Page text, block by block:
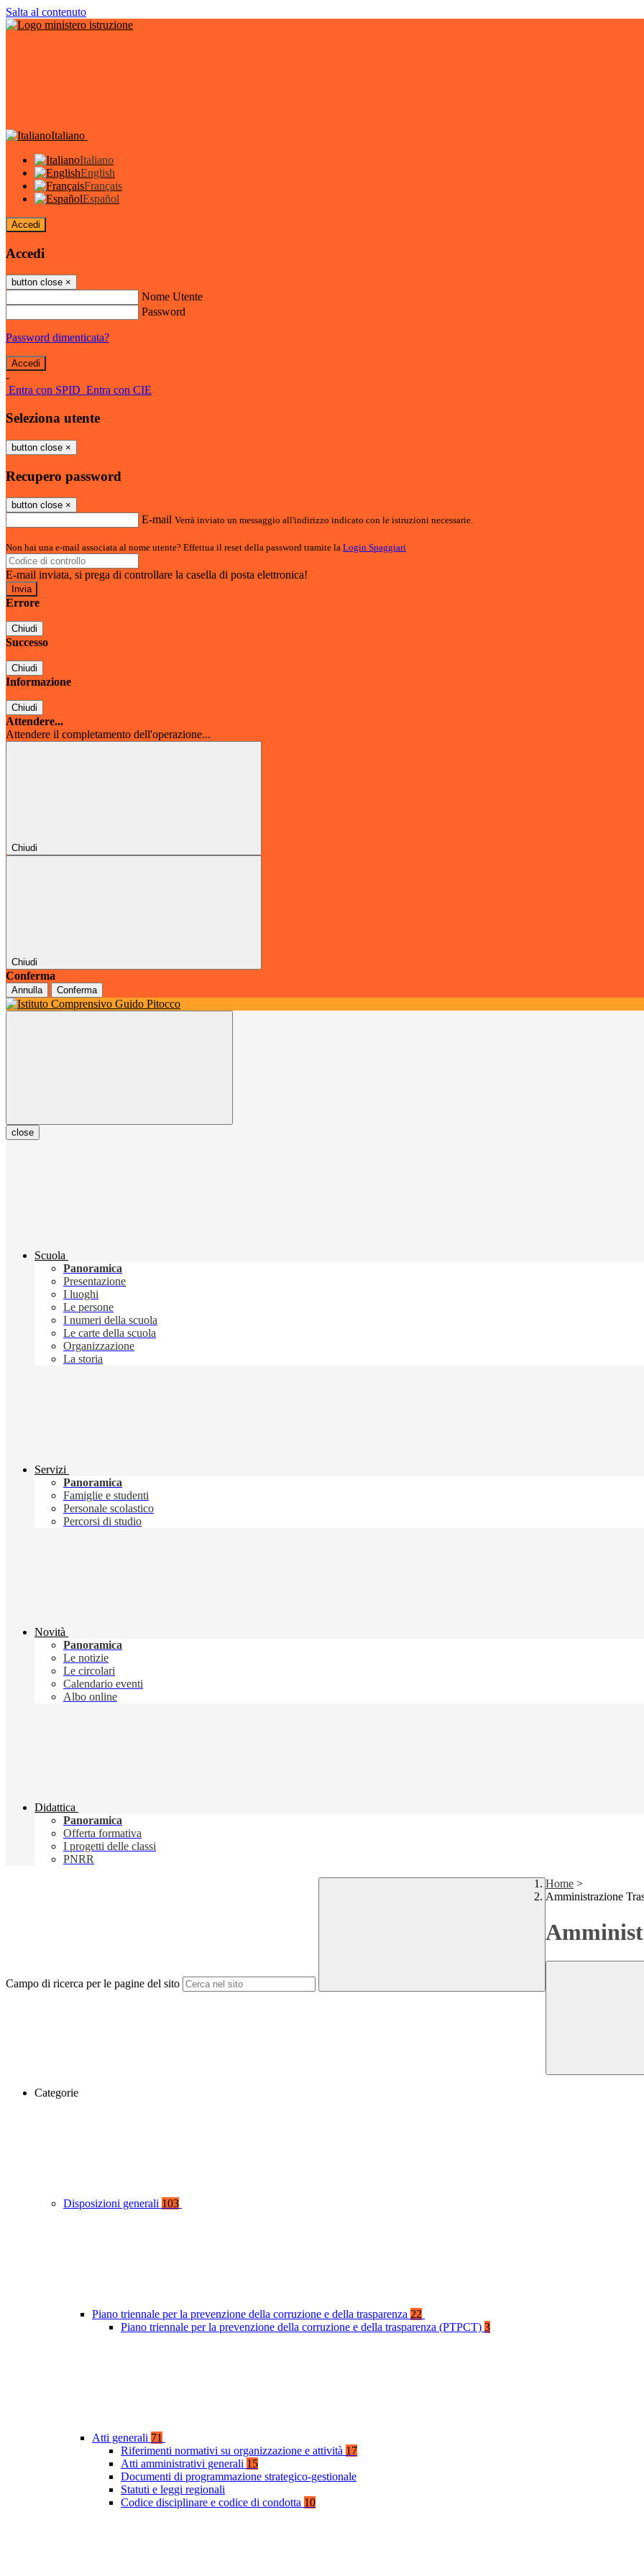
Salta al contenuto
Italiano
Italiano
English
Français
Español
Accedi
Accedi
button close ×
Nome Utente
Password
Password dimenticata?
-
Entra con SPID Entra con CIE
Seleziona utente
button close ×
Recupero password
button close ×
E-mail Verrà inviato un messaggio all'indirizzo indicato con le istruzioni necessarie.
Non hai una e-mail associata al nome utente? Effettua il reset della password tramite la Login Spaggiari
E-mail inviata, si prega di controllare la casella di posta elettronica!
Errore
Chiudi
Successo
Chiudi
Informazione
Chiudi
Attendere...
Attendere il completamento dell'operazione...
Chiudi
Chiudi
Conferma
Annulla Conferma
close
Scuola
Panoramica
Presentazione
I luoghi
Le persone
I numeri della scuola
Le carte della scuola
Organizzazione
La storia
Servizi
Panoramica
Famiglie e studenti
Personale scolastico
Percorsi di studio
Novità
Panoramica
Le notizie
Le circolari
Calendario eventi
Albo online
Didattica
Panoramica
Offerta formativa
I progetti delle classi
PNRR
Campo di ricerca per le pagine del sito
Home >
Amministrazione
Categorie
Disposizioni generali 103
Piano triennale per la prevenzione della corruzione e della trasparenza 22
Piano triennale per la prevenzione della corruzione e della trasparenza (PTPCT) 3
Atti generali 71
Riferimenti normativi su organizzazione e attività 17
Atti amministrativi generali 15
Documenti di programmazione strategico-gestionale
Statuti e leggi regionali
Codice disciplinare e codice di condotta 10